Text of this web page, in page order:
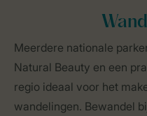
Meerdere nationale
Natural Beauty en een
regio ideaal voor het
wandelingen. Bewandel